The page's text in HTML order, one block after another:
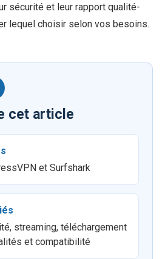
sécurité et leur rapport qualité-
lequel choisir selon vos besoins.
cet article
et Surfshark
streaming, téléchargement
et compatibilité